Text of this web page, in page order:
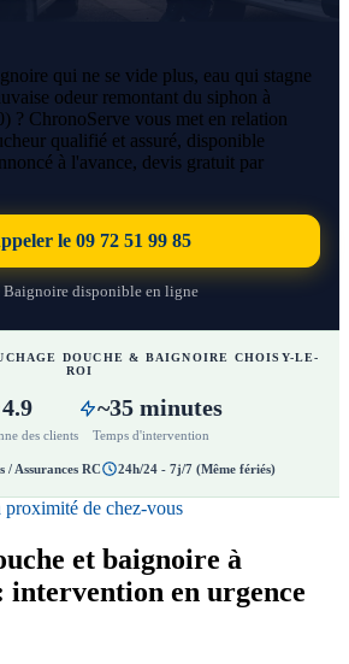
qui ne se vide plus, eau qui stagne
odeur remontant du siphon à
? ChronoServe vous met en relation
qualifié et assuré, disponible
à l'avance, devis gratuit par
le 09 72 51 99 85
Baignoire disponible en ligne
DOUCHE & BAIGNOIRE CHOISY-LE-
ROI
4.9
des clients
~35 minutes
Temps d'intervention
/ Assurances RC 24h/24 - 7j/7 (Même fériés)
de chez-vous
et baignoire à
intervention en urgence